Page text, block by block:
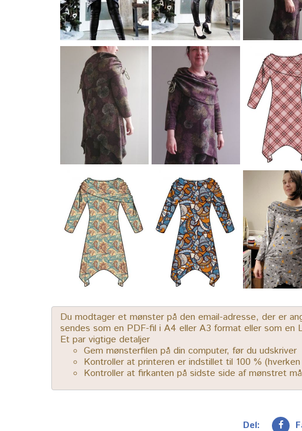
Du modtager et mønster på den email-adresse, der er
sendes som en PDF-fil i A4 eller A3 format eller som en
Et par vigtige detaljer
Gem mønsterfilen på din computer, før du udskriver
Kontroller at printeren er indstillet til 100 %
Kontroller at firkanten på sidste side af mønstret
Del: